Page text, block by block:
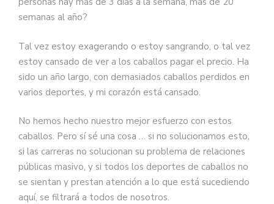
semanas al año?
Tal vez estoy exagerando o estoy sangrando, o tal vez
estoy cansado de ver a los caballos pagar el precio. Ha
sido un año largo, con demasiados caballos perdidos en
varios deportes, y mi corazón está cansado.
No hemos hecho nuestro mejor esfuerzo con estos
caballos. Pero sí sé una cosa … si no solucionamos esto,
si las carreras no solucionan su problema de relaciones
públicas masivo, y si todos los deportes de caballos no
se sientan y prestan atención a lo que está sucediendo
aquí, se filtrará a todos de nosotros.